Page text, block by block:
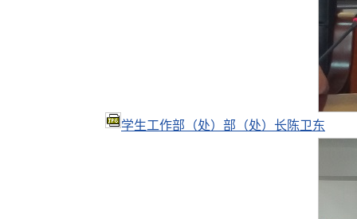
学生工作部（处）部（处）长陈卫东